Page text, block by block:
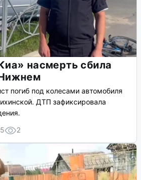
насмерть сбила
погиб под колесами автомобиля
ДТП зафиксировала
2